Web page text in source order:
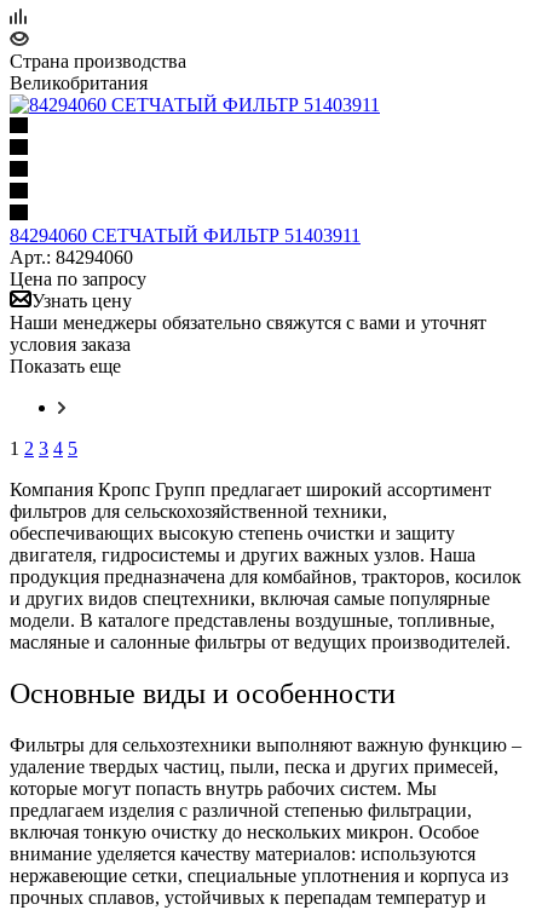
Страна производства
Великобритания
84294060 СЕТЧАТЫЙ ФИЛЬТР 51403911
Арт.: 84294060
Цена по запросу
Узнать цену
Наши менеджеры обязательно свяжутся с вами и уточнят
условия заказа
Показать еще
1 2 3 4 5
Компания Кропс Групп предлагает широкий ассортимент
фильтров для сельскохозяйственной техники,
обеспечивающих высокую степень очистки и защиту
двигателя, гидросистемы и других важных узлов. Наша
продукция предназначена для комбайнов, тракторов, косилок
и других видов спецтехники, включая самые популярные
модели. В каталоге представлены воздушные, топливные,
масляные и салонные фильтры от ведущих производителей.
Основные виды и особенности
Фильтры для сельхозтехники выполняют важную функцию –
удаление твердых частиц, пыли, песка и других примесей,
которые могут попасть внутрь рабочих систем. Мы
предлагаем изделия с различной степенью фильтрации,
включая тонкую очистку до нескольких микрон. Особое
внимание уделяется качеству материалов: используются
нержавеющие сетки, специальные уплотнения и корпуса из
прочных сплавов, устойчивых к перепадам температур и